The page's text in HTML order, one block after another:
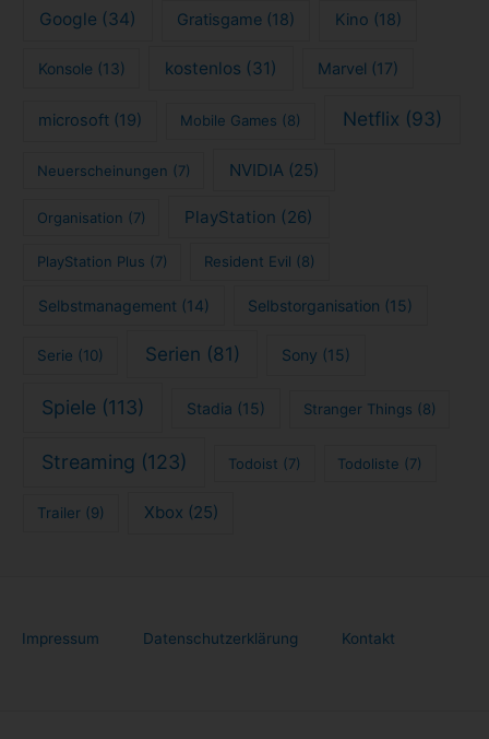
Google (34) Gratisgame (18) Kino (18)
Konsole (13) kostenlos (31) Marvel (17)
microsoft (19) Mobile Games (8) Netflix (93)
Neuerscheinungen (7) NVIDIA (25)
Organisation (7) PlayStation (26)
PlayStation Plus (7) Resident Evil (8)
Selbstmanagement (14) Selbstorganisation (15)
Serie (10) Serien (81) Sony (15)
Spiele (113) Stadia (15) Stranger Things (8)
Streaming (123) Todoist (7) Todoliste (7)
Trailer (9) Xbox (25)
Impressum Datenschutzerklärung Kontakt